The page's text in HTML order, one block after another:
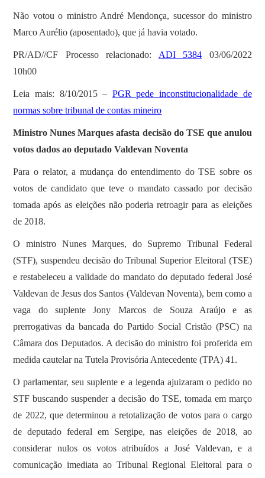
Não votou o ministro André Mendonça, sucessor do ministro
Marco Aurélio (aposentado), que já havia votado.
PR/AD//CF Processo relacionado: ADI 5384 03/06/2022
10h00
Leia mais: 8/10/2015 – PGR pede inconstitucionalidade de
normas sobre tribunal de contas mineiro
Ministro Nunes Marques afasta decisão do TSE que anulou
votos dados ao deputado Valdevan Noventa
Para o relator, a mudança do entendimento do TSE sobre os
votos de candidato que teve o mandato cassado por decisão
tomada após as eleições não poderia retroagir para as eleições
de 2018.
O ministro Nunes Marques, do Supremo Tribunal Federal
(STF), suspendeu decisão do Tribunal Superior Eleitoral (TSE)
e restabeleceu a validade do mandato do deputado federal José
Valdevan de Jesus dos Santos (Valdevan Noventa), bem como a
vaga do suplente Jony Marcos de Souza Araújo e as
prerrogativas da bancada do Partido Social Cristão (PSC) na
Câmara dos Deputados. A decisão do ministro foi proferida em
medida cautelar na Tutela Provisória Antecedente (TPA) 41.
O parlamentar, seu suplente e a legenda ajuizaram o pedido no
STF buscando suspender a decisão do TSE, tomada em março
de 2022, que determinou a retotalização de votos para o cargo
de deputado federal em Sergipe, nas eleições de 2018, ao
considerar nulos os votos atribuídos a José Valdevan, e a
comunicação imediata ao Tribunal Regional Eleitoral para o